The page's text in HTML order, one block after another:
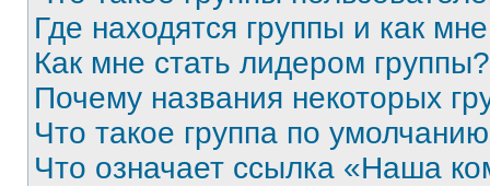
Где находятся группы и как
Как мне стать лидером группы?
Почему названия некоторых
Что такое группа по
Что означает ссылка «Наша